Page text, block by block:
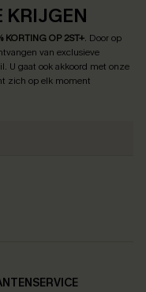
KRIJGEN
KORTING OP 2ST+. Door op
van exclusieve
U gaat ook akkoord met onze
zich op elk moment